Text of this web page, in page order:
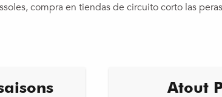
compra en tiendas de circuito corto las
Atout